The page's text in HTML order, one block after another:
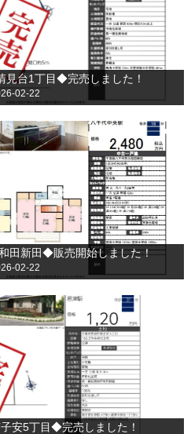
台1丁目◆完売しました！
02-22
新田◆販売開始しました！
02-22
安5丁目◆完売しました！